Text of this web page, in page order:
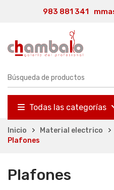
983 881 341
Todas las categorías
Inicio Material electrico
Plafones
Plafones